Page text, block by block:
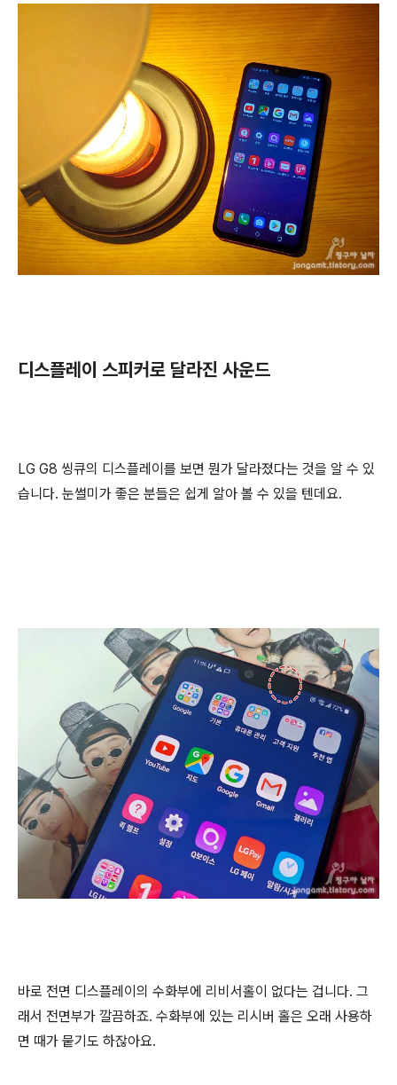
디스플레이 스피커로 달라진 사운드
LG G8 씽큐의 디스플레이를 보면 뭔가 달라졌다는 것을 알 수 있
습니다. 눈썰미가 좋은 분들은 쉽게 알아 볼 수 있을 텐데요.
바로 전면 디스플레이의 수화부에 리비서홀이 없다는 겁니다. 그
래서 전면부가 깔끔하죠. 수화부에 있는 리시버 홀은 오래 사용하
면 때가 뭍기도 하잖아요.